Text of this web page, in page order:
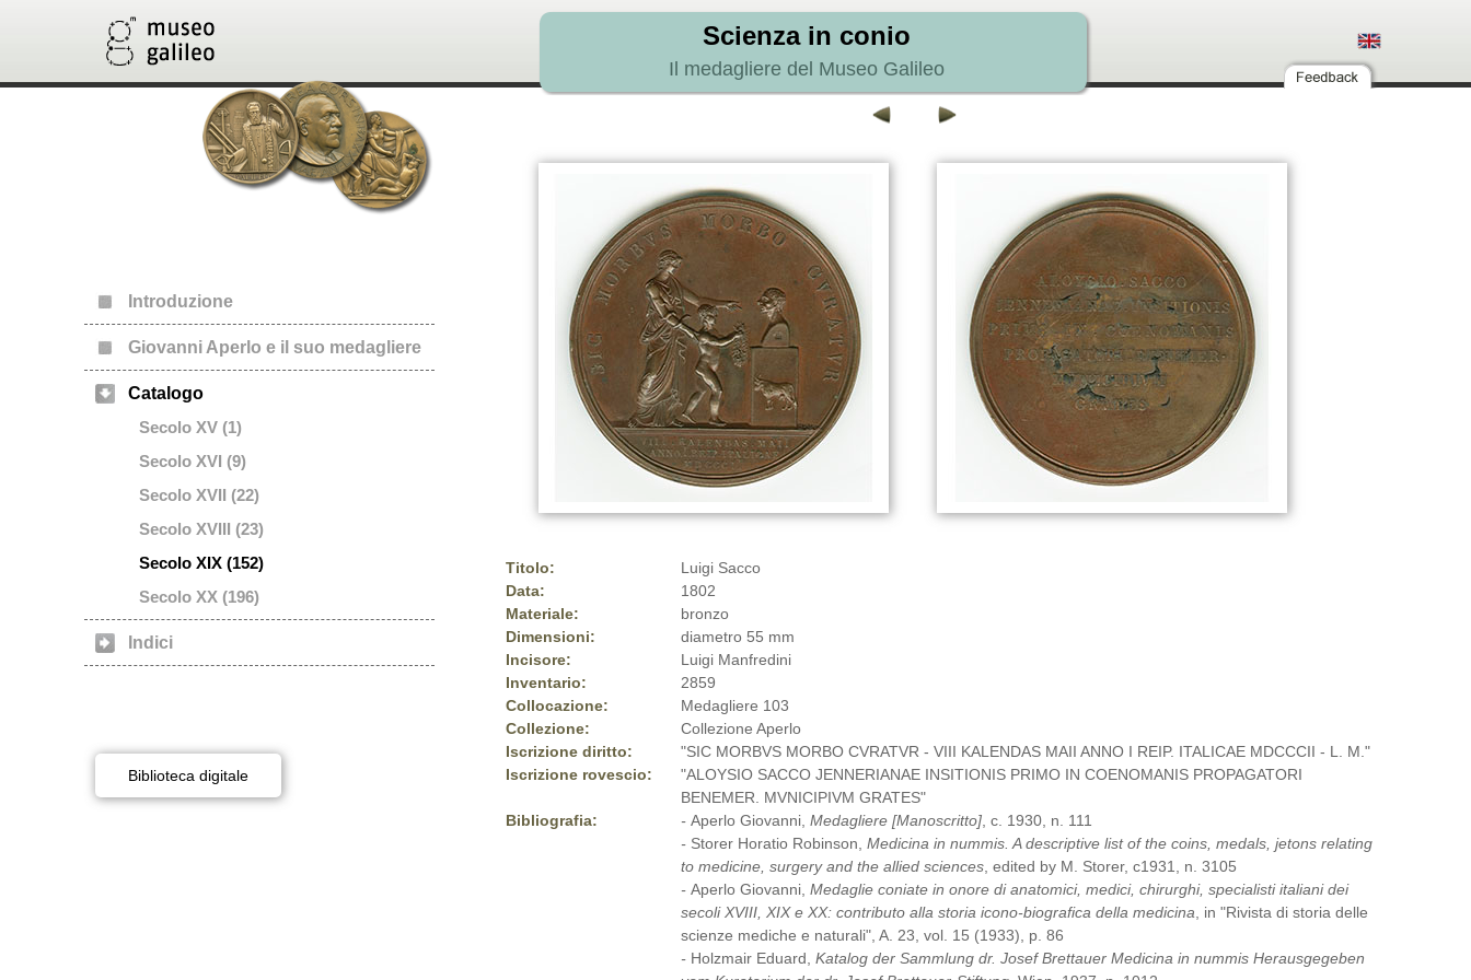
Introduzione
Giovanni Aperlo e il suo medagliere
Catalogo
Secolo XV (1)
Secolo XVI (9)
Secolo XVII (22)
Secolo XVIII (23)
Secolo XIX (152)
Secolo XX (196)
Indici
Biblioteca digitale
Scienza in conio
Il medagliere del Museo Galileo
Titolo:
Luigi Sacco
Data:
1802
Materiale:
bronzo
Dimensioni:
diametro 55 mm
Incisore:
Luigi Manfredini
Inventario:
2859
Collocazione:
Medagliere 103
Collezione:
Collezione Aperlo
Iscrizione diritto:
"SIC MORBVS MORBO CVRATVR - VIII KALENDAS MAII ANNO I REIP. ITALICAE MDCCCII - L. M."
Iscrizione rovescio:
"ALOYSIO SACCO JENNERIANAE INSITIONIS PRIMO IN COENOMANIS PROPAGATORI
BENEMER. MVNICIPIVM GRATES"
Bibliografia:
- Aperlo Giovanni, Medagliere [Manoscritto] , c. 1930, n. 111
- Storer Horatio Robinson, Medicina in nummis. A descriptive list of the coins, medals, jetons relating
to medicine, surgery and the allied sciences , edited by M. Storer, c1931, n. 3105
- Aperlo Giovanni, Medaglie coniate in onore di anatomici, medici, chirurghi, specialisti italiani dei
secoli XVIII, XIX e XX: contributo alla storia icono-biografica della medicina , in "Rivista di storia delle
scienze mediche e naturali", A. 23, vol. 15 (1933), p. 86
- Holzmair Eduard, Katalog der Sammlung dr. Josef Brettauer Medicina in nummis Herausgegeben